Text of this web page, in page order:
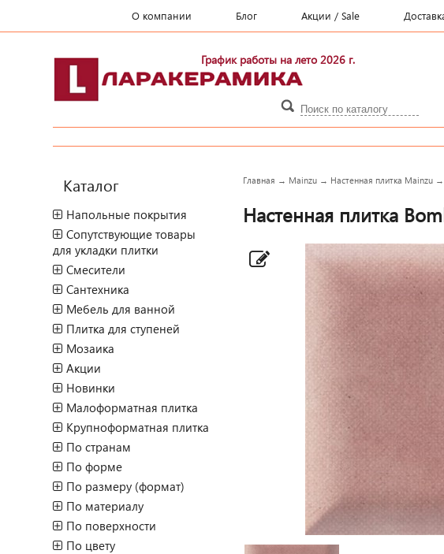
О компании Блог Акции / Sale
График работы на лето 2026 г.
Каталог
Напольные покрытия
Сопутствующие товары
для укладки плитки
Смесители
Сантехника
Мебель для ванной
Плитка для ступеней
Мозаика
Акции
Новинки
Малоформатная плитка
Крупноформатная плитка
По странам
По форме
По размеру (формат)
По материалу
По поверхности
По цвету
Главная → Mainzu → Настенная плитка Mainzu →
Настенная плитка